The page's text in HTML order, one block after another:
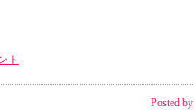
ト
Posted by